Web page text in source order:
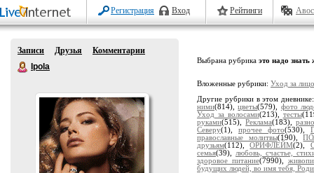
Регистрация Вход Рейтинги
Записи Друзья
Комментарии
Ipola
Выбрана рубрика это надо
Вложенные рубрики: Уход за
Другие рубрики в этом
ними(814),цветы(579), фото
Уход за волосами(213), тесты
руками(515),Реклама(183),
Северу(1), прочее фото(530),
православные молитвы(190),
друзьям(112),ОРИФЛЕЙМ(2),
семья(39), любовь, счастье,
здоровое питание(7990),
будущих людей, во имя тебя,